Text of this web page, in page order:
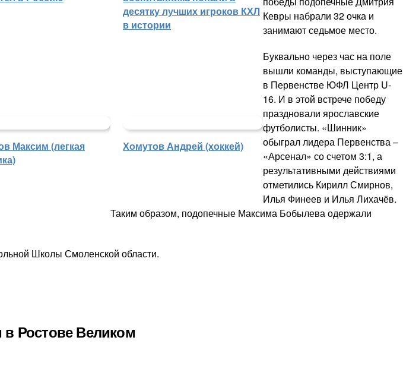
десятку лучших игроков КХЛ
в истории
Максим (легкая
Хомутов Андрей (хоккей)
Кевры набрали 32 очка и
занимают седьмое место.
Буквально через час на поле
вышли команды, выступающие
в Первенстве ЮФЛ Центр U-
16. И в этой встрече победу
праздновали ярославские
футболисты. «Шинник»
обыграл лидера Первенства –
«Арсенал» со счетом 3:1, а
результативными действиями
отметились Кирилл Смирнов,
Илья Финеев и Илья Лихачёв.
Таким образом, подопечные Максима Бобылева одержали
Школы Смоленской области.
Ростове Великом